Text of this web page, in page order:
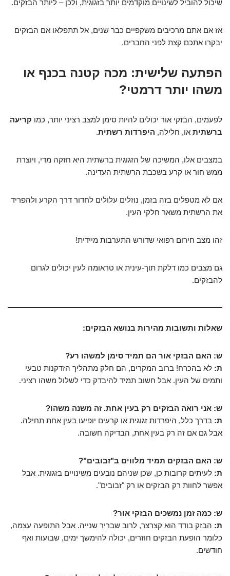
שיכול להוביל לשינויים מוקדמים יותר בזגוגית, ולכן – ליותר הבזקים.
אז אם אתם מרכיבים משקפיים כבר שנים, אל תתפלאו אם הבזקים
יבקרו אתכם קצת לפני החברים.
הפתעה שלישית: מכה קטנה בכנף או
משהו יותר דרמטי?
לפעמים, הבזקי אור יכולים להיות סימן למצב רציני יותר, כמו קריעה
ברשתית או, חלילה, היפרדות רשתית.
במצבים אלו, המשיכה של הזגוגית ברשתית היא חזקה מדי, ויוצרת
ממש חור או קרע בשכבת הרשתית העדינה.
אם לא מטפלים בזה בזמן, נוזלים עלולים לחדור דרך הקרע ולהפריד
את הרשתית משאר חלקי העין.
זהו מצב חירום רפואי שדורש התערבות מיידית!
גם מצבים כמו דלקת תוך-עינית או טראומה לעין יכולים לגרום
להבזקים.
שאלות ותשובות מהירות בנושא הבזקים:
ש: האם הבזקי אור הם תמיד סימן למשהו רע?
ת: לא בהכרח! ברוב המקרים, הם חלק מתהליך הזדקנות טבעי
ותמים של העין. אבל חשוב תמיד להיבדק כדי לשלול משהו רציני.
ש: אני רואה הבזקים רק בעין אחת. זה משנה משהו?
ת: בדרך כלל, היפרדות זגוגית או קרעים יופיעו בעין אחת תחילה.
אבל גם אם זה רק בעין אחת, הבדיקה חשובה.
ש: האם הבזקים תמיד מלווים ב"זבובים"?
ת: לעיתים קרובות כן, שכן שניהם נובעים משינויים בזגוגית. אבל
אפשר לחוות רק הבזקים או רק "זבובים".
ש: כמה זמן נמשכים הבזקי אור?
ת: הבזק בודד הוא קצרצר, לרוב שבריר שנייה. אבל התופעה עצמה,
כלומר הופעת הבזקים חוזרים, יכולה להימשך ימים, שבועות ואף
חודשים.